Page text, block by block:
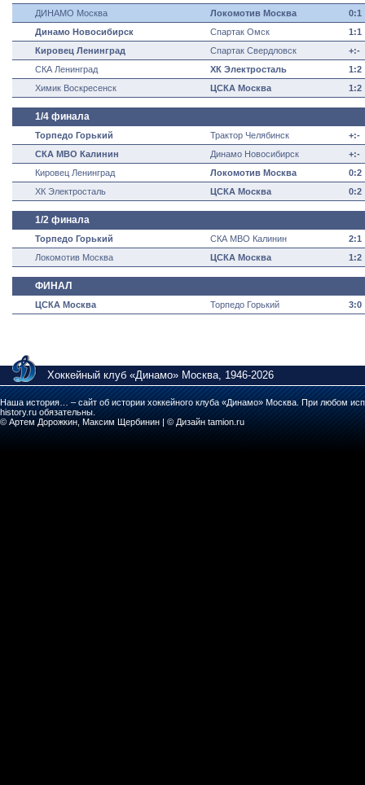
ДИНАМО Москва
Локомотив Москва
0:1
Динамо Новосибирск
Спартак Омск
1:1
Кировец Ленинград
Спартак Свердловск
+:-
СКА Ленинград
ХК Электросталь
1:2
Химик Воскресенск
ЦСКА Москва 1:2
1/4 финала
Торпедо Горький Трактор Челябинск
+:-
СКА МВО Калинин
Динамо Новосибирск
+:-
Кировец Ленинград
Локомотив Москва
0:2
ХК Электросталь
ЦСКА Москва 0:2
1/2 финала
Торпедо Горький СКА МВО Калинин
2:1
Локомотив Москва
ЦСКА Москва 1:2
ФИНАЛ
ЦСКА Москва Торпедо Горький 3:0
Хоккейный клуб «Динамо» Москва, 1946-2026
Наша история… – сайт об истории хоккейного клуба «Динамо» Москва. При любом
history.ru обязательны.
© Артем Дорожкин, Максим Щербинин | © Дизайн tamion.ru